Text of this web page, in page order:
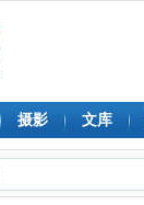
摄影 文库